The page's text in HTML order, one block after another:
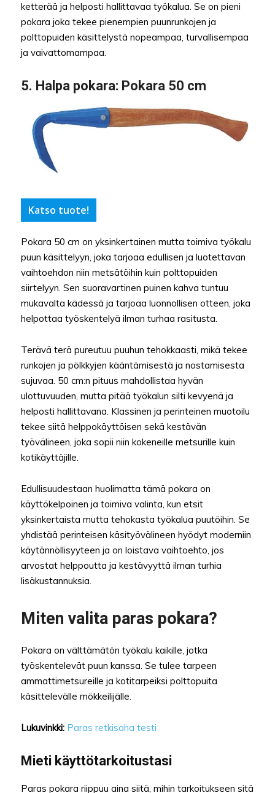
ketterää ja helposti hallittavaa työkalua. Se on pieni
pokara joka tekee pienempien puunrunkojen ja
polttopuiden käsittelystä nopeampaa, turvallisempaa
ja vaivattomampaa.
5. Halpa pokara: Pokara 50 cm
Katso tuote!
Pokara 50 cm on yksinkertainen mutta toimiva työkalu
puun käsittelyyn, joka tarjoaa edullisen ja luotettavan
vaihtoehdon niin metsätöihin kuin polttopuiden
siirtelyyn. Sen suoravartinen puinen kahva tuntuu
mukavalta kädessä ja tarjoaa luonnollisen otteen, joka
helpottaa työskentelyä ilman turhaa rasitusta.
Terävä terä pureutuu puuhun tehokkaasti, mikä tekee
runkojen ja pölkkyjen kääntämisestä ja nostamisesta
sujuvaa. 50 cm:n pituus mahdollistaa hyvän
ulottuvuuden, mutta pitää työkalun silti kevyenä ja
helposti hallittavana. Klassinen ja perinteinen muotoilu
tekee siitä helppokäyttöisen sekä kestävän
työvälineen, joka sopii niin kokeneille metsurille kuin
kotikäyttäjille.
Edullisuudestaan huolimatta tämä pokara on
käyttökelpoinen ja toimiva valinta, kun etsit
yksinkertaista mutta tehokasta työkalua puutöihin. Se
yhdistää perinteisen käsityövälineen hyödyt moderniin
käytännöllisyyteen ja on loistava vaihtoehto, jos
arvostat helppoutta ja kestävyyttä ilman turhia
lisäkustannuksia.
Miten valita paras pokara?
Pokara on välttämätön työkalu kaikille, jotka
työskentelevät puun kanssa. Se tulee tarpeen
ammattimetsureille ja kotitarpeiksi polttopuita
käsittelevälle mökkeilijälle.
Lukuvinkki: Paras retkisaha testi
Mieti käyttötarkoitustasi
Paras pokara riippuu aina siitä, mihin tarkoitukseen sitä